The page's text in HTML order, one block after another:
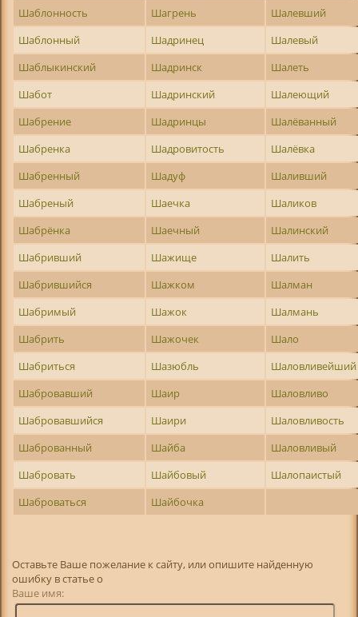
Шаблонность
Шагрень
Шалевший
Шаблонный
Шадринец
Шалевый
Шаблыкинский
Шадринск
Шалеть
Шабот
Шадринский
Шалеющий
Шабрение
Шадринцы
Шалёванный
Шабренка
Шадровитость
Шалёвка
Шабренный
Шадуф
Шаливший
Шабреный
Шаечка
Шаликов
Шабрёнка
Шаечный
Шалинский
Шабривший
Шажище
Шалить
Шабрившийся
Шажком
Шалман
Шабримый
Шажок
Шалмань
Шабрить
Шажочек
Шало
Шабриться
Шазюбль
Шаловливейший
Шабровавший
Шаир
Шаловливо
Шабровавшийся
Шаири
Шаловливость
Шаброванный
Шайба
Шаловливый
Шабровать
Шайбовый
Шалопаистый
Шаброваться
Шайбочка
Оставьте Ваше пожелание к сайту, или опишите найденную
ошибку в статье о
Ваше имя: